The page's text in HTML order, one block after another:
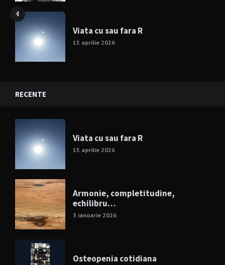
4
Viata cu sau fara R
15 aprilie 2026
RECENTE
Viata cu sau fara R
15 aprilie 2026
Armonie, completitudine,
echilibru…
3 ianuarie 2026
Osteopenia cotidiana